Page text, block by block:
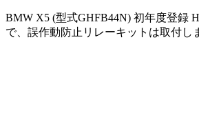
BMW X5 (型式GHFB44N) 初年度登録
で、誤作動防止リレーキットは取付し